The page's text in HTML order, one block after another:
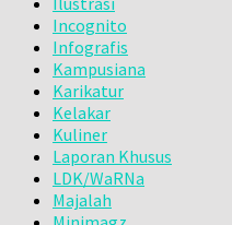
Incognito
Infografis
Kampusiana
Karikatur
Kelakar
Kuliner
Laporan Khusus
LDK/WaRNa
Majalah